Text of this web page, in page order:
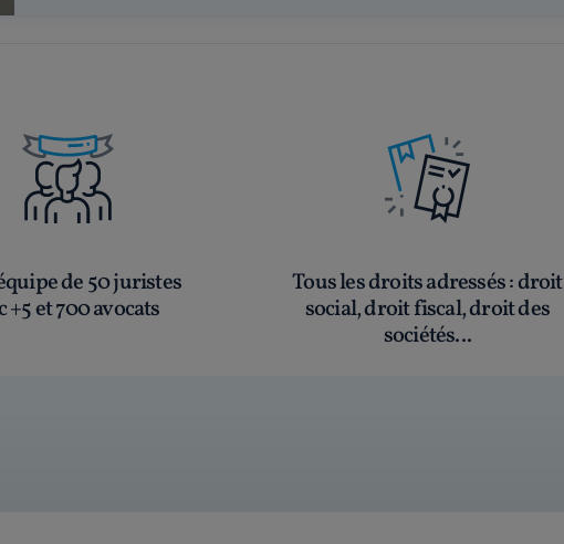
de 50 juristes
+5 et 700 avocats
Tous les droits adressés: droit
social, droit fiscal, droit des
sociétés...